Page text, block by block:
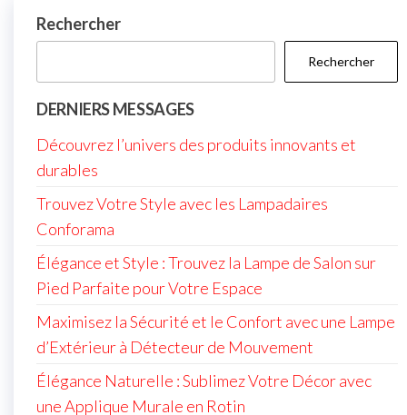
Rechercher
Rechercher
DERNIERS MESSAGES
Découvrez l’univers des produits innovants et
durables
Trouvez Votre Style avec les Lampadaires
Conforama
Élégance et Style : Trouvez la Lampe de Salon sur
Pied Parfaite pour Votre Espace
Maximisez la Sécurité et le Confort avec une Lampe
d’Extérieur à Détecteur de Mouvement
Élégance Naturelle : Sublimez Votre Décor avec
une Applique Murale en Rotin